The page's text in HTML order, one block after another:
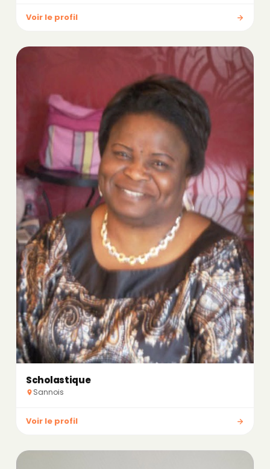
Voir le profil
Scholastique
Sannois
Voir le profil